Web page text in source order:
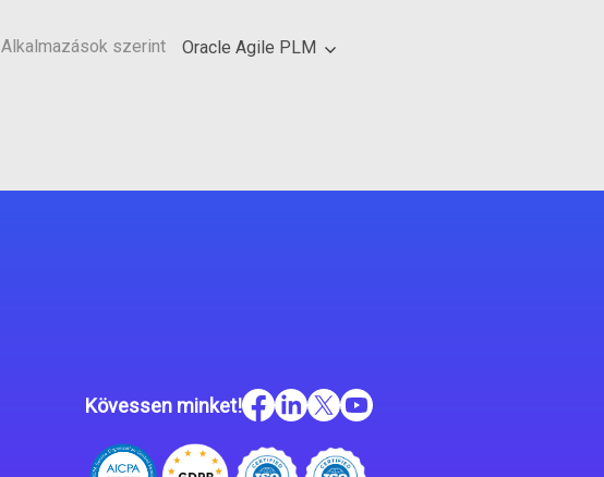
Alkalmazások szerint Oracle Agile PLM
Kövessen minket!